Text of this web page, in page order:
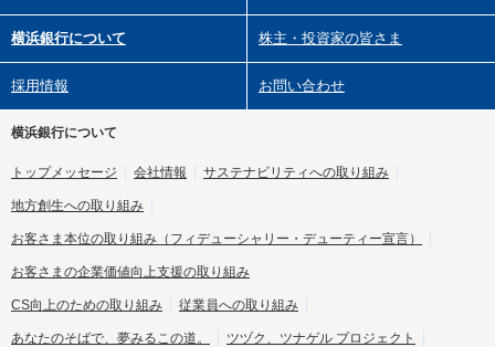
横浜銀行について 株主・投資家の皆さま
採用情報 お問い合わせ
横浜銀行について
トップメッセージ 会社情報 サステナビリティへの取り組み
地方創生への取り組み
お客さま本位の取り組み （フィデューシャリー・デューティー宣言）
お客さまの企業価値向上支援の取り組み
CS向上のための取り組み 従業員への取り組み
あなたのそばで、夢みるこの道。 ツヅク、ツナゲル プロジェクト